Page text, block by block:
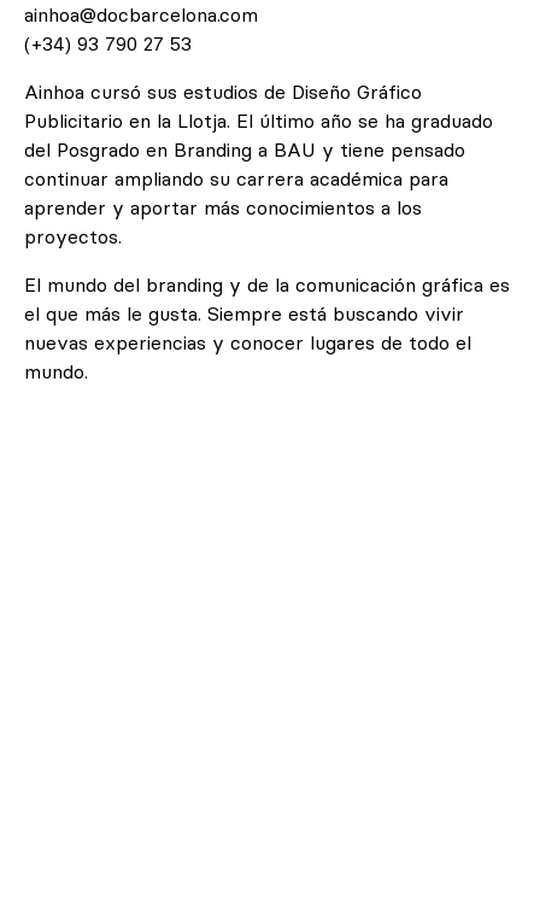
ainhoa@docbarcelona.com
(+34) 93 790 27 53
Ainhoa cursó sus estudios de Diseño Gráfico
Publicitario en la Llotja. El último año se ha graduado
del Posgrado en Branding a BAU y tiene pensado
continuar ampliando su carrera académica para
aprender y aportar más conocimientos a los
proyectos.
El mundo del branding y de la comunicación gráfica es
el que más le gusta. Siempre está buscando vivir
nuevas experiencias y conocer lugares de todo el
mundo.